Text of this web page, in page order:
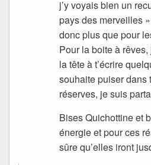
j’y voyais bien un
pays des merveilles
donc plus que pour
Pour la boite à
la tête à t’écrire
souhaite puiser dans
réserves, je suis
Bises Quichottine et
énergie et pour ces
sûre qu’elles iront